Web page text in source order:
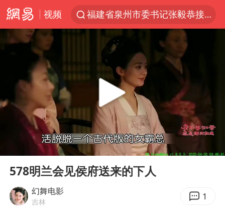
视频
沙特土耳其巴基斯坦签署共同防务协议
“秋天的第一杯奶茶”6岁了
台风白海豚已进入24小时警戒线
中国女篮70-67险胜尼日利亚女篮
名创优品回应女子吐槽内裤质量差
国防部：中国军队坚决反制任何闹海挑衅图谋
Play
00:00
578明兰会见侯府送来的下人
幻舞电影
吉林 1